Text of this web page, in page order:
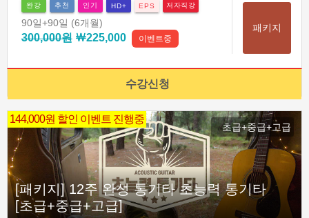
완강 추천 인기 HD+ EPS 저자직강
90일+90일 (6개월)
300,000원￦225,000 이벤트중
패키지
수강신청
144,000원 할인 이벤트 진행중
초급+중급+고급
[패키지] 12주 완성 통기타 초능력 통기타
[초급+중급+고급]